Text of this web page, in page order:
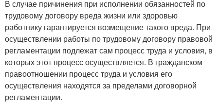
В случае причинения при исполнении обязанностей по
трудовому договору вреда жизни или здоровью
работнику гарантируется возмещение такого вреда. При
осуществлении работы по трудовому договору правовой
регламентации подлежат сам процесс труда и условия, в
которых этот процесс осуществляется. В гражданском
правоотношении процесс труда и условия его
осуществления находятся за пределами договорной
регламентации.